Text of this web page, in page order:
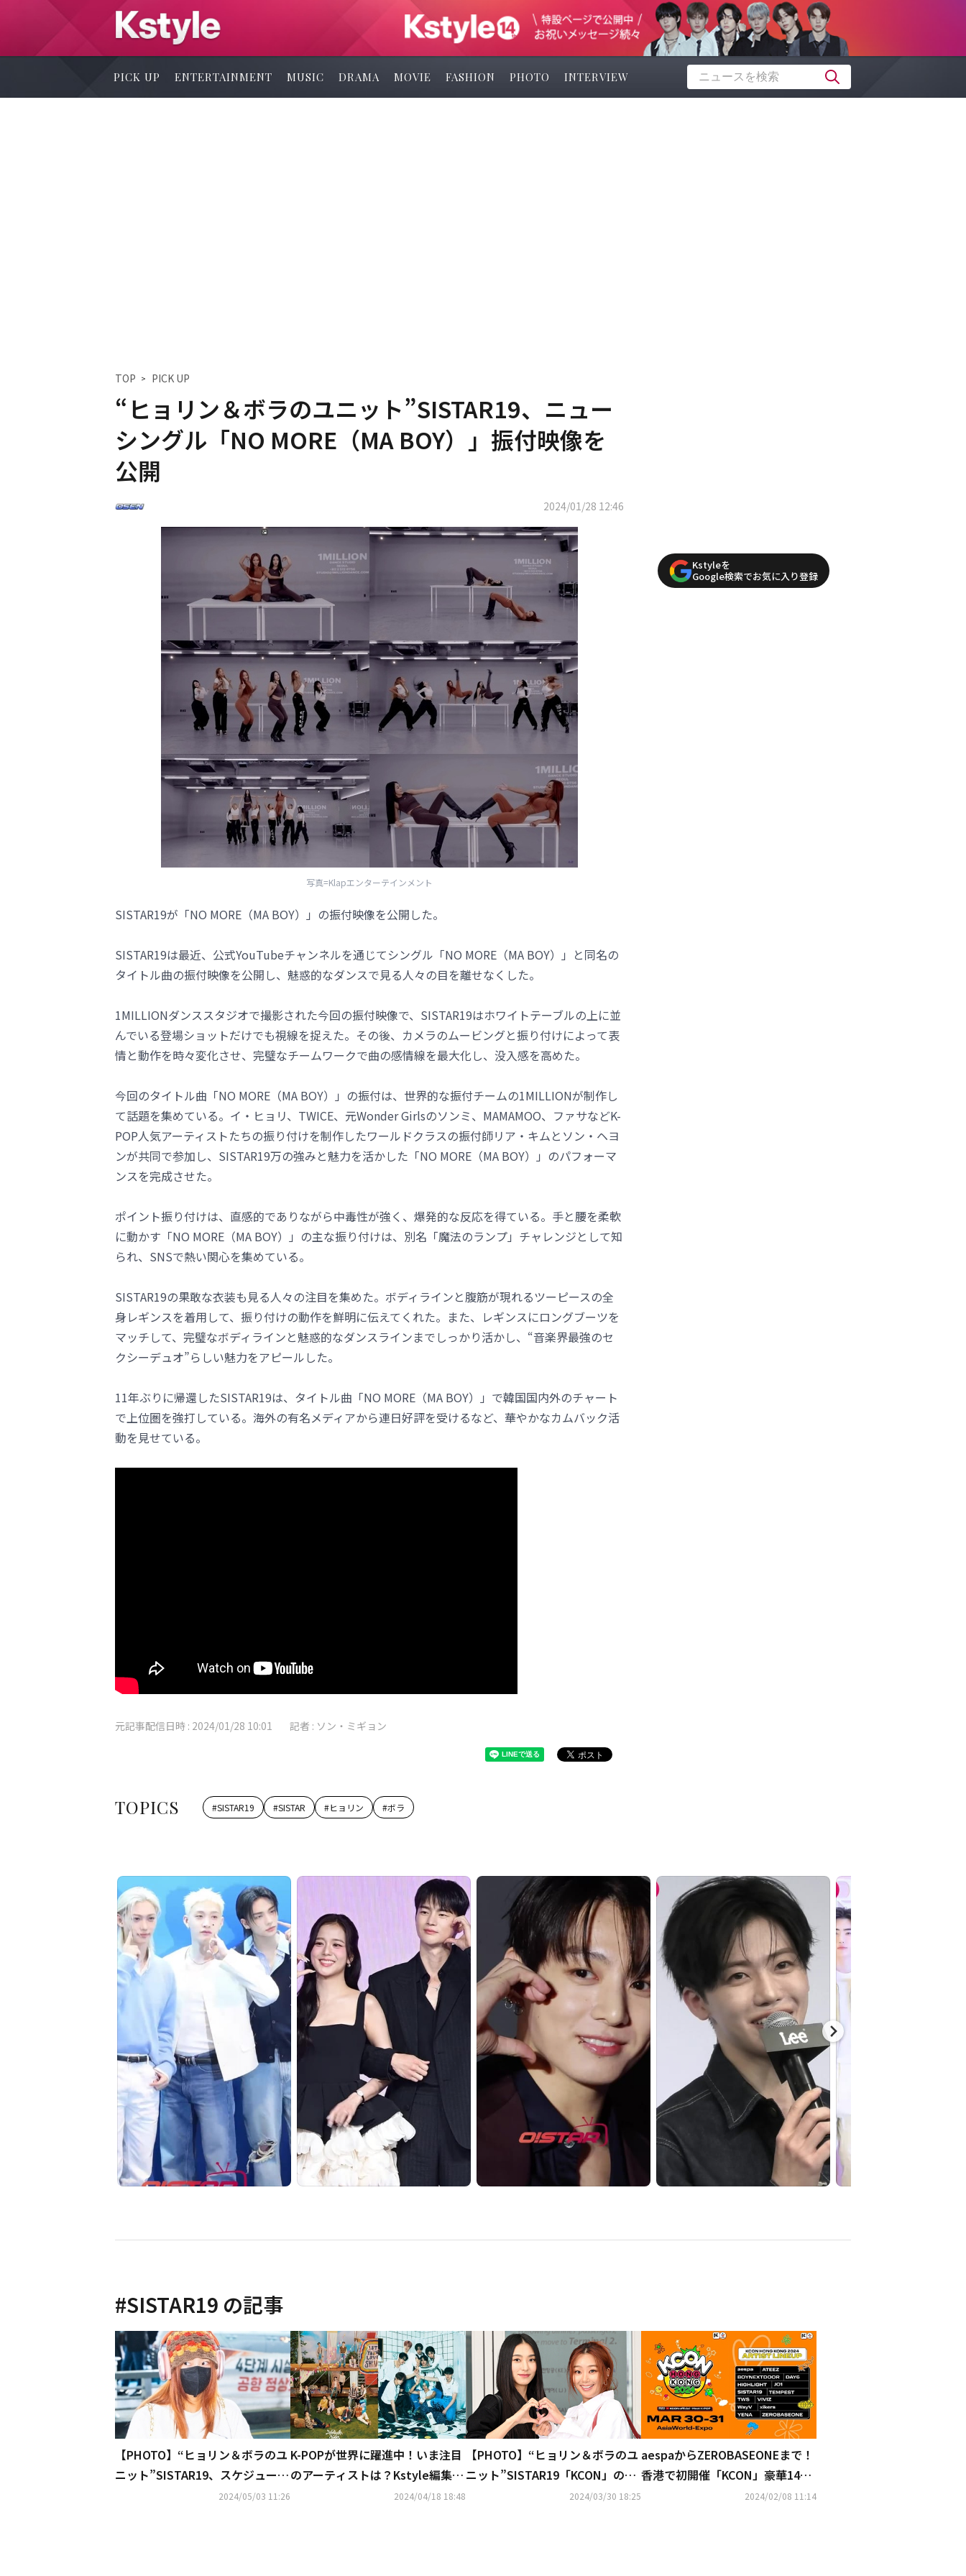
PICK UP ENTERTAINMENT MUSIC DRAMA MOVIE FASHION PHOTO INTERVIEW
TOP PICK UP
“ヒョリン＆ボラのユニット”SISTAR19、ニュー
シングル「NO MORE（MA BOY）」振付映像を
公開
2024/01/28 12:46
写真=Klapエンターテインメント
SISTAR19が「NO MORE（MA BOY）」の振付映像を公開した。
SISTAR19は最近、公式YouTubeチャンネルを通じてシングル「NO MORE（MA BOY）」と同名の
タイトル曲の振付映像を公開し、魅惑的なダンスで見る人々の目を離せなくした。
1MILLIONダンススタジオで撮影された今回の振付映像で、SISTAR19はホワイトテーブルの上に並
んでいる登場ショットだけでも視線を捉えた。その後、カメラのムービングと振り付けによって表
情と動作を時々変化させ、完璧なチームワークで曲の感情線を最大化し、没入感を高めた。
今回のタイトル曲「NO MORE（MA BOY）」の振付は、世界的な振付チームの1MILLIONが制作し
て話題を集めている。イ・ヒョリ、TWICE、元Wonder Girlsのソンミ、MAMAMOO、ファサなどK-
POP人気アーティストたちの振り付けを制作したワールドクラスの振付師リア・キムとソン・ヘヨ
ンが共同で参加し、SISTAR19万の強みと魅力を活かした「NO MORE（MA BOY）」のパフォーマ
ンスを完成させた。
ポイント振り付けは、直感的でありながら中毒性が強く、爆発的な反応を得ている。手と腰を柔軟
に動かす「NO MORE（MA BOY）」の主な振り付けは、別名「魔法のランプ」チャレンジとして知
られ、SNSで熱い関心を集めている。
SISTAR19の果敢な衣装も見る人々の注目を集めた。ボディラインと腹筋が現れるツーピースの全
身レギンスを着用して、振り付けの動作を鮮明に伝えてくれた。また、レギンスにロングブーツを
マッチして、完璧なボディラインと魅惑的なダンスラインまでしっかり活かし、“音楽界最強のセ
クシーデュオ”らしい魅力をアピールした。
11年ぶりに帰還したSISTAR19は、タイトル曲「NO MORE（MA BOY）」で韓国国内外のチャート
で上位圏を強打している。海外の有名メディアから連日好評を受けるなど、華やかなカムバック活
動を見せている。
元記事配信日時 : 2024/01/28 10:01 記者 : ソン・ミギョン
TOPICS #SISTAR19 #SISTAR #ヒョリン #ボラ
Kstyleを
Google検索でお気に入り登録
#SISTAR19 の記事
【PHOTO】“ヒョリン＆ボラのユ
ニット”SISTAR19、スケジュール
2024/05/03 11:26
K-POPが世界に躍進中！いま注目
のアーティストは？Kstyle編集部
2024/04/18 18:48
【PHOTO】“ヒョリン＆ボラのユ
ニット”SISTAR19「KCON」のた
め香港へ出国（動画あり）2024/03/30 18:25
aespaからZEROBASEONEまで！
香港で初開催「KCON」豪華14組
のラインナップを発表2024/02/08 11:14